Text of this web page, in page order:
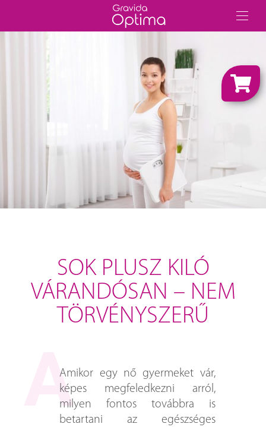
SOK PLUSZ KILÓ
VÁRANDÓSAN – NEM
TÖRVÉNYSZERŰ
Amikor egy nő gyermeket vár,
képes megfeledkezni arról,
milyen fontos továbbra is
betartani az egészséges